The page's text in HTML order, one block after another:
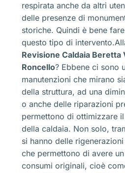
respirata anche da altri
delle presenze di
storiche. Quindi è bene
questo tipo di
Revisione Caldaia Beretta
Roncello? Ebbene ci sono
manutenzioni che mirano
della struttura, ad una
o anche delle riparazioni
permettono di ottimizzare
della caldaia. Non solo,
si hanno delle
che permettono di avere
consumi originali, cioè